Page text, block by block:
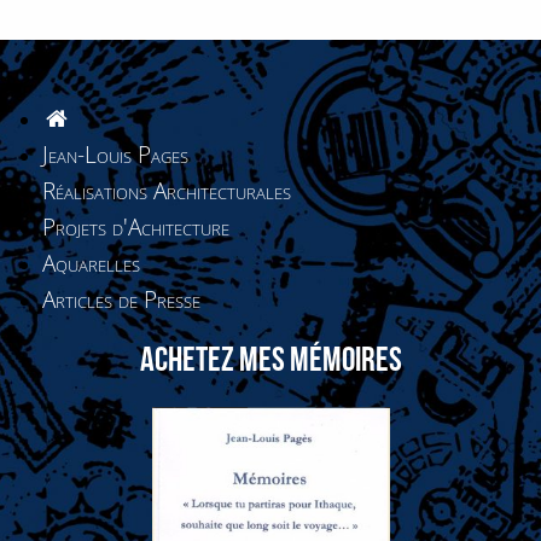
Jean-Louis Pages
Réalisations Architecturales
Projets d'Achitecture
Aquarelles
Articles de Presse
ACHETEZ MES MÉMOIRES